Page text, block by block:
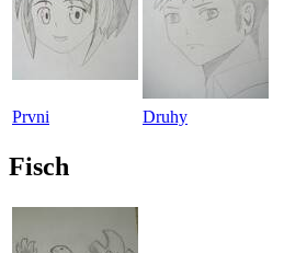
Prvni Druhy
Fisch